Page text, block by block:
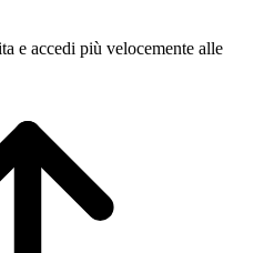
e accedi più velocemente alle